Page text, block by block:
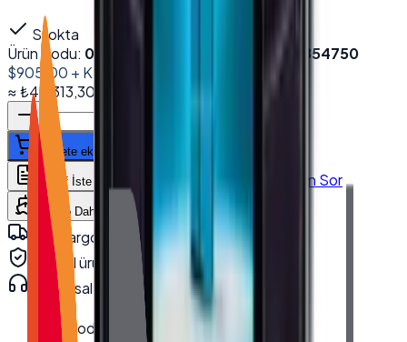
Stokta
Ürün Kodu: 002383
8684278854750
$905.00 + KDV
≈₺43.313,30
Sepete ekle
Teklif İste WhatsApp'tan Sor
Kargo Dahil Fiyat Hesapla
Hızlı kargo · kurumsal teslimat
Orijinal ürün · garanti
Kurumsal teknik destek
· 0850 550 15 15
Model